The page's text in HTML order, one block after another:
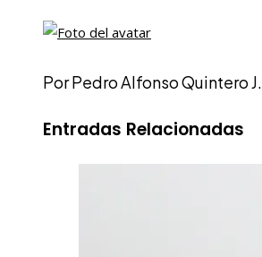
Por Pedro Alfonso Quintero J.
Entradas Relacionadas